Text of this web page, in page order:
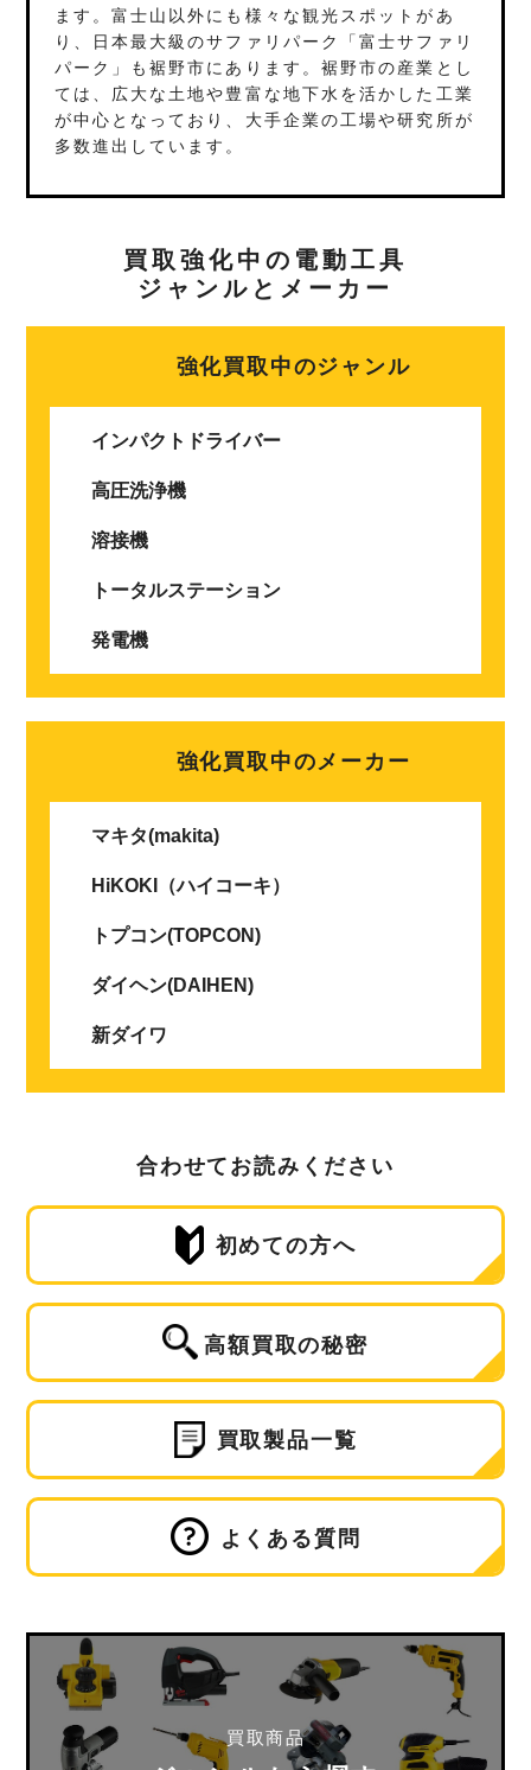
ます。富士山以外にも様々な観光スポットがあ
り、日本最大級のサファリパーク「富士サファリ
パーク」も裾野市にあります。裾野市の産業とし
ては、広大な土地や豊富な地下水を活かした工業
が中心となっており、大手企業の工場や研究所が
多数進出しています。
買取強化中の電動工具
ジャンルとメーカー
強化買取中のジャンル
インパクトドライバー
高圧洗浄機
溶接機
トータルステーション
発電機
強化買取中のメーカー
マキタ(makita)
HiKOKI（ハイコーキ）
トプコン(TOPCON)
ダイヘン(DAIHEN)
新ダイワ
合わせてお読みください
初めての方へ
高額買取の秘密
買取製品一覧
よくある質問
買取商品